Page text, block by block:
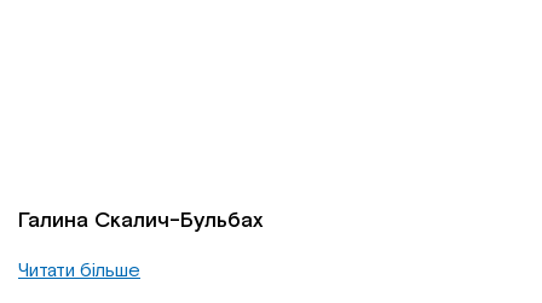
Галина Скалич-Бульбах
Читати більше